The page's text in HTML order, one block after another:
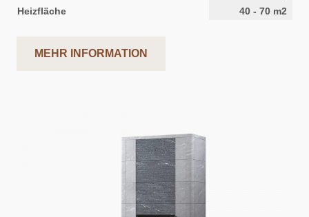
Heizfläche
40 - 70 m2
MEHR INFORMATION